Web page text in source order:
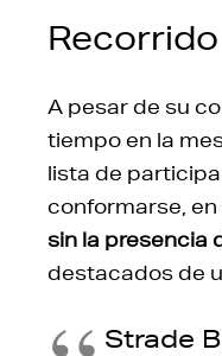
Recorrido
A pesar de su
tiempo en la
lista de
conformarse, en
sin la presencia
destacados de
Strade